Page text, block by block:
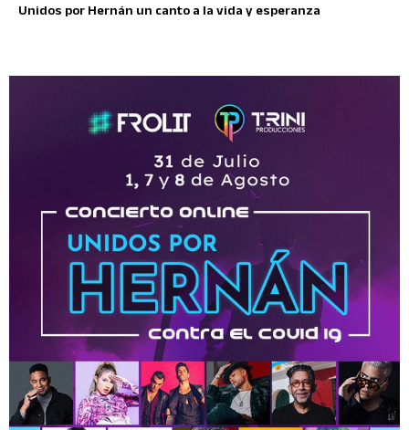
Unidos por Hernán un canto a la vida y esperanza